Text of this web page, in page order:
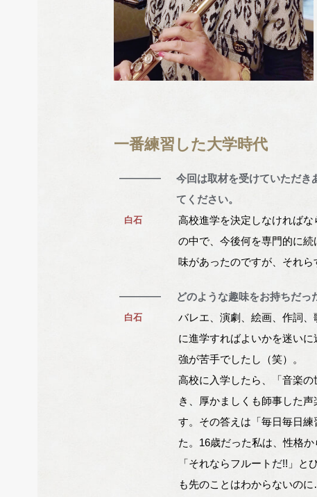
一番練習した大学時代
―
今回は取材を受けていただき
てください。
白石
高校進学を決定しなければ
の中で、今後何を専門的に
味があったのですが、それら
― どのような趣味をお持ちだっ
白石
バレエ、演劇、絵画、作詞
に進学すればよいかを迷い
強が苦手でしたし（笑）。
高校に入学したら、「音楽
き、厚かましくも師事した
す。その答えは「毎日毎日
た。16歳だった私は、性格
「それならフルートだ!!」
も先のことはわからないの